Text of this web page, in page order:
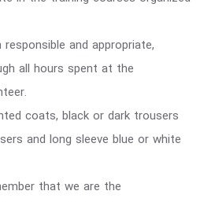
and appropriate,
all hours spent at the
coats, black or dark trousers
and long sleeve blue or white
that we are the